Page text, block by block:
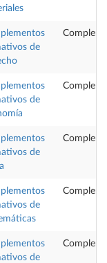
de
de
de
de
de